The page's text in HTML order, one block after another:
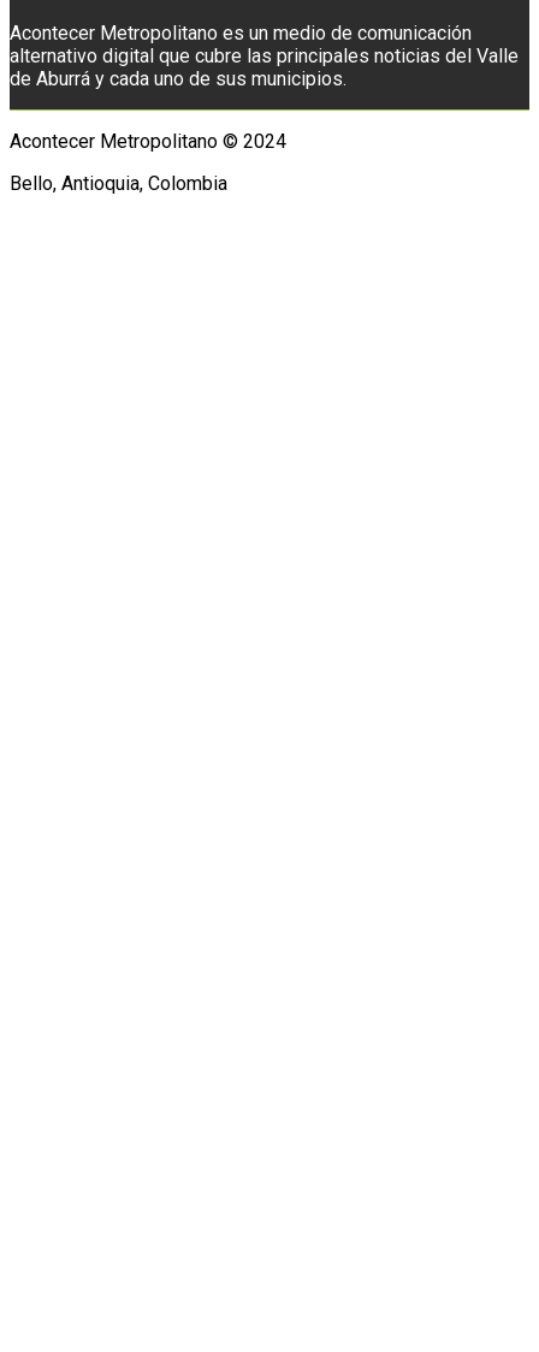
Acontecer Metropolitano es un medio de comunicación
alternativo digital que cubre las principales noticias del Valle
de Aburrá y cada uno de sus municipios.
Acontecer Metropolitano © 2024
Bello, Antioquia, Colombia